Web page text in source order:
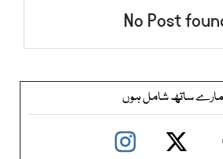
No Post
ساتھ شامل ہوں